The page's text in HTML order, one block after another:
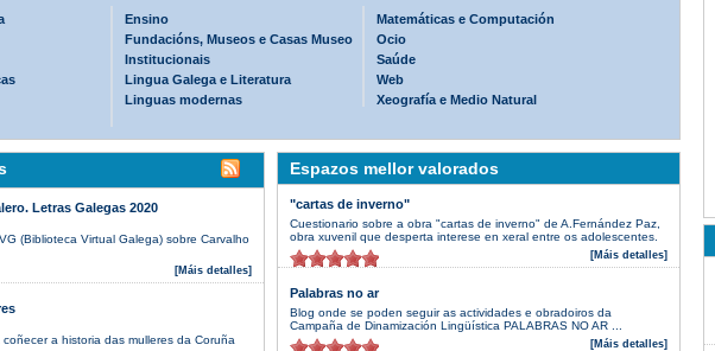
Ensino
Fundacións, Museos e Casas Museo
Institucionais
Lingua Galega e Literatura
Linguas modernas
Matemáticas e Computación
Ocio
Saúde
Web
Xeografía e Medio Natural
Letras Galegas 2020
(Biblioteca Virtual Galega) sobre Carvalho
[Máis detalles]
a historia das mulleres da Coruña
Espazos mellor valorados
"cartas de inverno"
Cuestionario sobre a obra "cartas de inverno" de A.Fernández Paz,
obra xuvenil que desperta interese en xeral entre os adolescentes.
[Máis detalles]
Palabras no ar
Blog onde se poden seguir as actividades e obradoiros da
Campaña de Dinamización Lingüística PALABRAS NO AR ...
[Máis detalles]